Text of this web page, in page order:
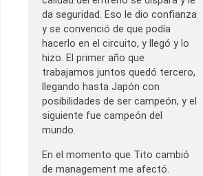
da seguridad. Eso le dio confianza
y se convenció de que podía
hacerlo en el circuito, y llegó y lo
hizo. El primer año que
trabajamos juntos quedó tercero,
llegando hasta Japón con
posibilidades de ser campeón, y el
siguiente fue campeón del
mundo.
En el momento que Tito cambió
de management me afectó.